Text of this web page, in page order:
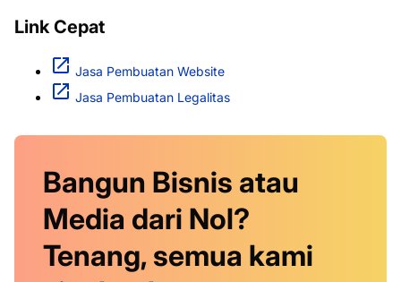
Link Cepat
Jasa Pembuatan Website
Jasa Pembuatan Legalitas
Bangun Bisnis atau
Media dari Nol?
Tenang, semua kami